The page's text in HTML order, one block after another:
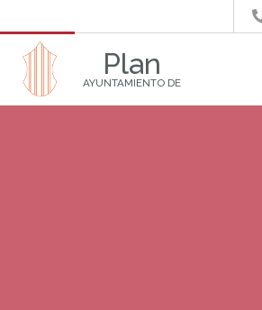
Plan
AYUNTAMIENTO DE